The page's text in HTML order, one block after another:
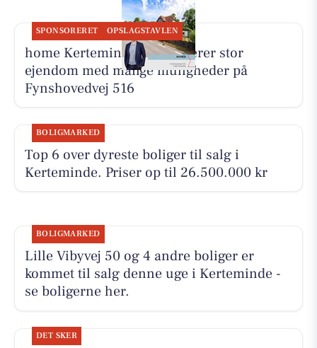
SPONSORERET OPSLAGSTAVLEN
home Kerteminde præsenterer stor
ejendom med mange muligheder på
Fynshovedvej 516
BOLIGMARKED
Top 6 over dyreste boliger til salg i
Kerteminde. Priser op til 26.500.000 kr
BOLIGMARKED
Lille Vibyvej 50 og 4 andre boliger er
kommet til salg denne uge i Kerteminde -
se boligerne her.
DET SKER